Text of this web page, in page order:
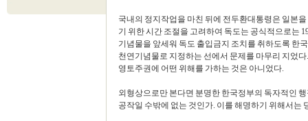
국내의 정지작업을 마친 뒤에 전두환대통령은 일본
기 위한 시간 조절을 고려하여 독도는 공식적으로는
기념물을 앞세워 독도 출입금지 조치를 취하도록 한
천연기념물로 지정하는 선에서 문제를 마무리 지었
영토주권에 어떤 위해를 가하는 것은 아니었다.
외형상으로만 본다면 분명한 한국정부의 독자적인
공작일 수밖에 없는 것인가. 이를 해명하기 위해서는